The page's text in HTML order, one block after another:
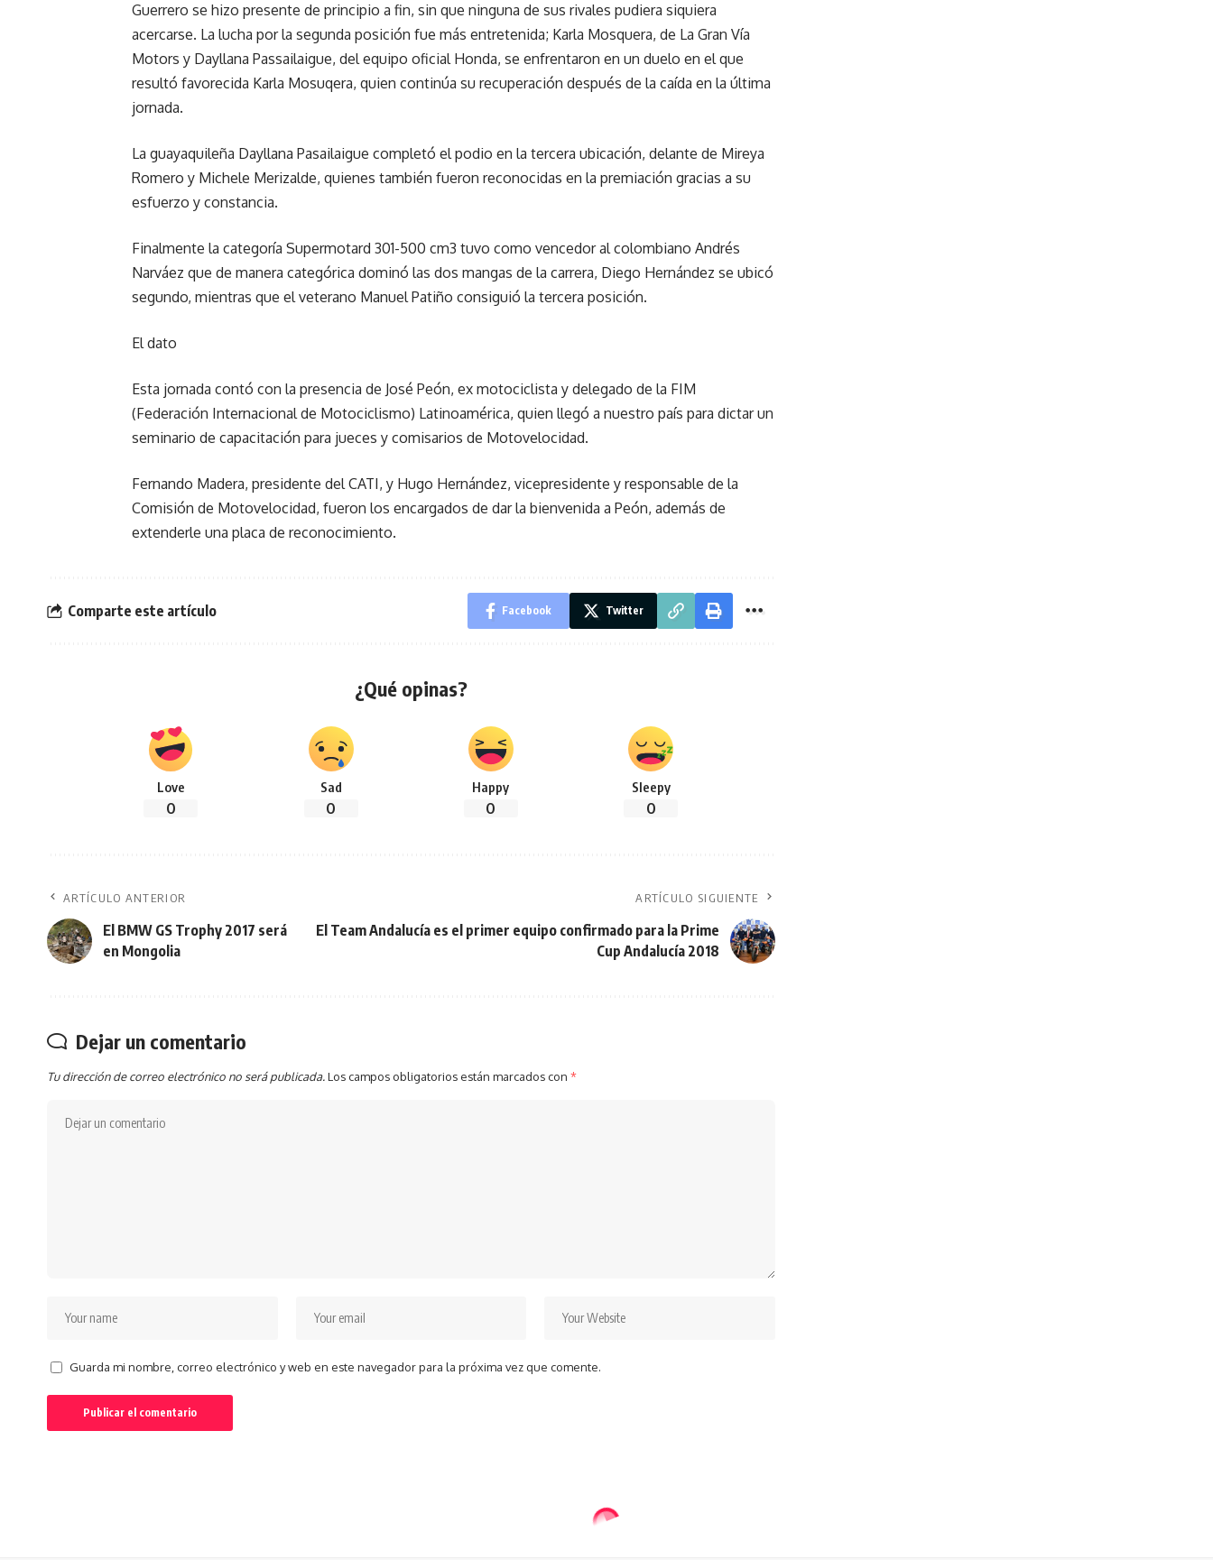
Guerrero se hizo presente de principio a fin, sin que ninguna de sus rivales pudiera siquiera
acercarse. La lucha por la segunda posición fue más entretenida; Karla Mosquera, de La Gran Vía
Motors y Dayllana Passailaigue, del equipo oficial Honda, se enfrentaron en un duelo en el que
resultó favorecida Karla Mosuqera, quien continúa su recuperación después de la caída en la última
jornada.
La guayaquileña Dayllana Pasailaigue completó el podio en la tercera ubicación, delante de Mireya
Romero y Michele Merizalde, quienes también fueron reconocidas en la premiación gracias a su
esfuerzo y constancia.
Finalmente la categoría Supermotard 301-500 cm3 tuvo como vencedor al colombiano Andrés
Narváez que de manera categórica dominó las dos mangas de la carrera, Diego Hernández se ubicó
segundo, mientras que el veterano Manuel Patiño consiguió la tercera posición.
El dato
Esta jornada contó con la presencia de José Peón, ex motociclista y delegado de la FIM
(Federación Internacional de Motociclismo) Latinoamérica, quien llegó a nuestro país para dictar un
seminario de capacitación para jueces y comisarios de Motovelocidad.
Fernando Madera, presidente del CATI, y Hugo Hernández, vicepresidente y responsable de la
Comisión de Motovelocidad, fueron los encargados de dar la bienvenida a Peón, además de
extenderle una placa de reconocimiento.
Comparte este artículo Facebook Twitter
¿Qué opinas?
Love
0
Sad
0
Happy
0
Sleepy
0
ARTÍCULO ANTERIOR
El BMW GS Trophy 2017 será
en Mongolia
ARTÍCULO SIGUIENTE
El Team Andalucía es el primer equipo confirmado para la Prime
Cup Andalucía 2018
Dejar un comentario
Tu dirección de correo electrónico no será publicada.Los campos obligatorios están marcados con *
Guarda mi nombre, correo electrónico y web en este navegador para la próxima vez que comente.